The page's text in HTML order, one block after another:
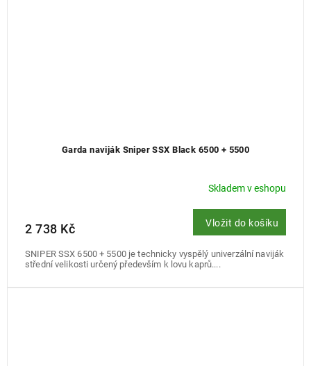
Garda naviják Sniper SSX Black 6500 + 5500
Skladem v eshopu
2 738 Kč Vložit do košíku
SNIPER SSX 6500 + 5500 je technicky vyspělý univerzální naviják
střední velikosti určený především k lovu kaprů....